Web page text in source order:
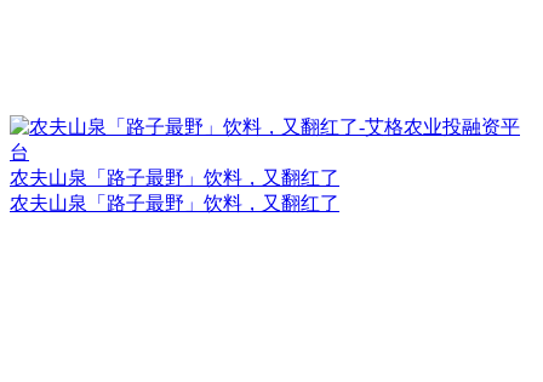
农夫山泉「路子最野」饮料，又翻红了
农夫山泉「路子最野」饮料，又翻红了